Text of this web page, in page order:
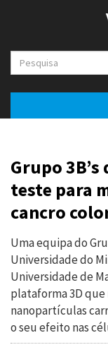
Empreendedorismo
Comércio e
Construção e
Cultura e Educação
Economia
Gastronomia
Telecomunicações
Turismo e Lazer
Grupo
teste para
cancro
Uma equipa do
Universidade do
Universidade de
plataforma 3D
nanopartículas
o seu efeito nas